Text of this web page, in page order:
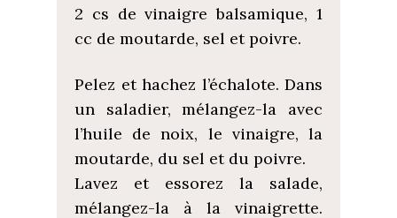
2 cs de vinaigre balsamique, 1
cc de moutarde, sel et poivre.
Pelez et hachez l’échalote. Dans
un saladier, mélangez-la avec
l’huile de noix, le vinaigre, la
moutarde, du sel et du poivre.
Lavez et essorez la salade,
mélangez-la à la vinaigrette.